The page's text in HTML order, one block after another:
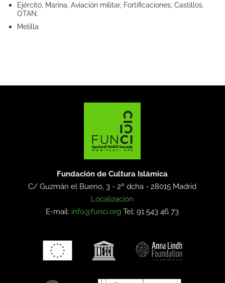
Ejército, Marina, Aviación militar, Fortificaciones, Castillos.
OTAN.
Melilla
Fundación de Cultura Islámica
C/ Guzmán el Bueno, 3 - 2º dcha -28015 Madrid
Localización
E-mail: info@funci.org Tel: 91 543 46 73